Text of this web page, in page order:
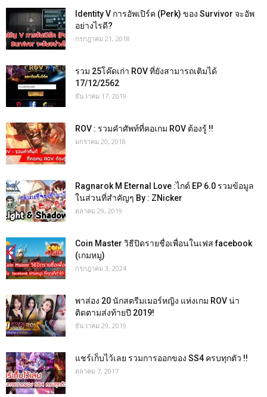
Identity V การอัพเปิร์ค (Perk) ของ Survivor จะอัพ
อย่างไรดี?
กรกฎาคม 21, 2018
รวม 25โค๊ดเก่า ROV ที่ยังสามารถเติมได้
17/12/2562
ธันวาคม 17, 2019
ROV : รวมคำศัพท์ที่คอเกม ROV ต้องรู้ !!
มกราคม 20, 2018
Ragnarok M Eternal Love :ไกด์ EP 6.0 รวมข้อมูล
ในส่วนที่สำคัญๆ By : ZNicker
ตุลาคม 29, 2019
Coin Master วิธีปิดรายชื่อเพื่อนในเฟส facebook
(เกมหมู)
กรกฎาคม 3, 2024
พาส่อง 20 นักสตรีมเมอร์หญิง แห่งเกม ROV น่า
ติดตามส่งท้ายปี 2019!
ธันวาคม 29, 2019
แชร์เก็บไว้เลย รวมการออกของ SS4 ครบทุกตัว !!
ตุลาคม 7, 2017